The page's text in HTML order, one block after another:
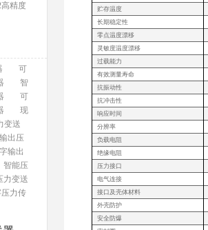
贮存温度
长期稳定性
零点温度漂移
灵敏度温度漂移
过载能力
有效测量寿命
抗振动性
抗冲击性
响应时间
分辨率
负载电阻
绝缘电阻
压力接口
电气连接
接口及壳体材料
外壳防护
安全防爆
精度
可
智
可
现
变送
出压
输出
智能压
力变送
力传